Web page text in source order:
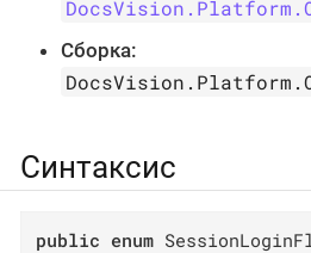
Сборка:
Синтаксис
public enum